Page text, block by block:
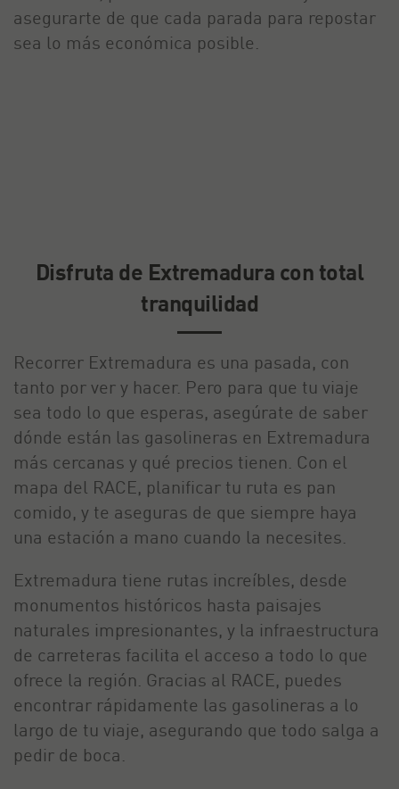
asegurarte de que cada parada para repostar
sea lo más económica posible.
Disfruta de Extremadura con total
tranquilidad
Recorrer Extremadura es una pasada, con
tanto por ver y hacer. Pero para que tu viaje
sea todo lo que esperas, asegúrate de saber
dónde están las gasolineras en Extremadura
más cercanas y qué precios tienen. Con el
mapa del RACE, planificar tu ruta es pan
comido, y te aseguras de que siempre haya
una estación a mano cuando la necesites.
Extremadura tiene rutas increíbles, desde
monumentos históricos hasta paisajes
naturales impresionantes, y la infraestructura
de carreteras facilita el acceso a todo lo que
ofrece la región. Gracias al RACE, puedes
encontrar rápidamente las gasolineras a lo
largo de tu viaje, asegurando que todo salga a
pedir de boca.